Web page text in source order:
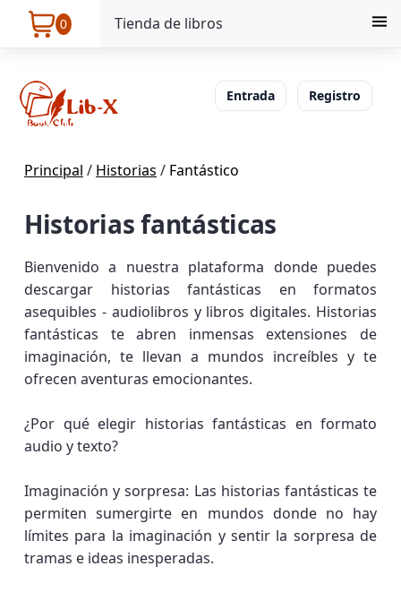
0 Tienda de libros
Entrada Registro
Principal / Historias / Fantástico
Historias fantásticas
Bienvenido a nuestra plataforma donde puedes
descargar historias fantásticas en formatos
asequibles - audiolibros y libros digitales. Historias
fantásticas te abren inmensas extensiones de
imaginación, te llevan a mundos increíbles y te
ofrecen aventuras emocionantes.
¿Por qué elegir historias fantásticas en formato
audio y texto?
Imaginación y sorpresa: Las historias fantásticas te
permiten sumergirte en mundos donde no hay
límites para la imaginación y sentir la sorpresa de
tramas e ideas inesperadas.